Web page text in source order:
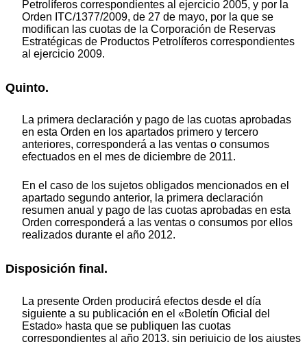
Petrolíferos correspondientes al ejercicio 2005, y por la
Orden ITC/1377/2009, de 27 de mayo, por la que se
modifican las cuotas de la Corporación de Reservas
Estratégicas de Productos Petrolíferos correspondientes
al ejercicio 2009.
Quinto.
La primera declaración y pago de las cuotas aprobadas
en esta Orden en los apartados primero y tercero
anteriores, corresponderá a las ventas o consumos
efectuados en el mes de diciembre de 2011.
En el caso de los sujetos obligados mencionados en el
apartado segundo anterior, la primera declaración
resumen anual y pago de las cuotas aprobadas en esta
Orden corresponderá a las ventas o consumos por ellos
realizados durante el año 2012.
Disposición final.
La presente Orden producirá efectos desde el día
siguiente a su publicación en el «Boletín Oficial del
Estado» hasta que se publiquen las cuotas
correspondientes al año 2013, sin perjuicio de los ajustes